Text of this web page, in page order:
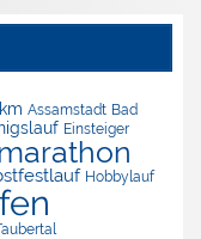
Assamstadt Bad
Einsteiger
Hobbylauf